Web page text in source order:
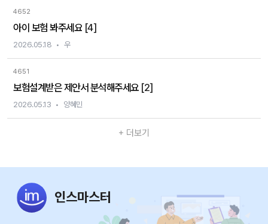
4652
아이 보험 봐주세요 [4]
2026.05.18 우
4651
보험설계받은 제안서 분석해주세요[2]
2026.05.13 양혜민
+ 더보기
식술 보험금청구 실제사례
2026.08.05 인스마스터
인스마스터